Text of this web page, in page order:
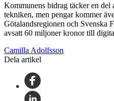
Kommunens bidrag täcker en del
tekniken, men pengar kommer
Götalandsregionen och Svenska
avsatt 60 miljoner kronor till
Camilla Adolfsson
Dela artikel